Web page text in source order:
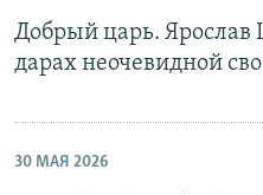
Добрый царь. Ярослав
дарах неочевидной
30 МАЯ 2026